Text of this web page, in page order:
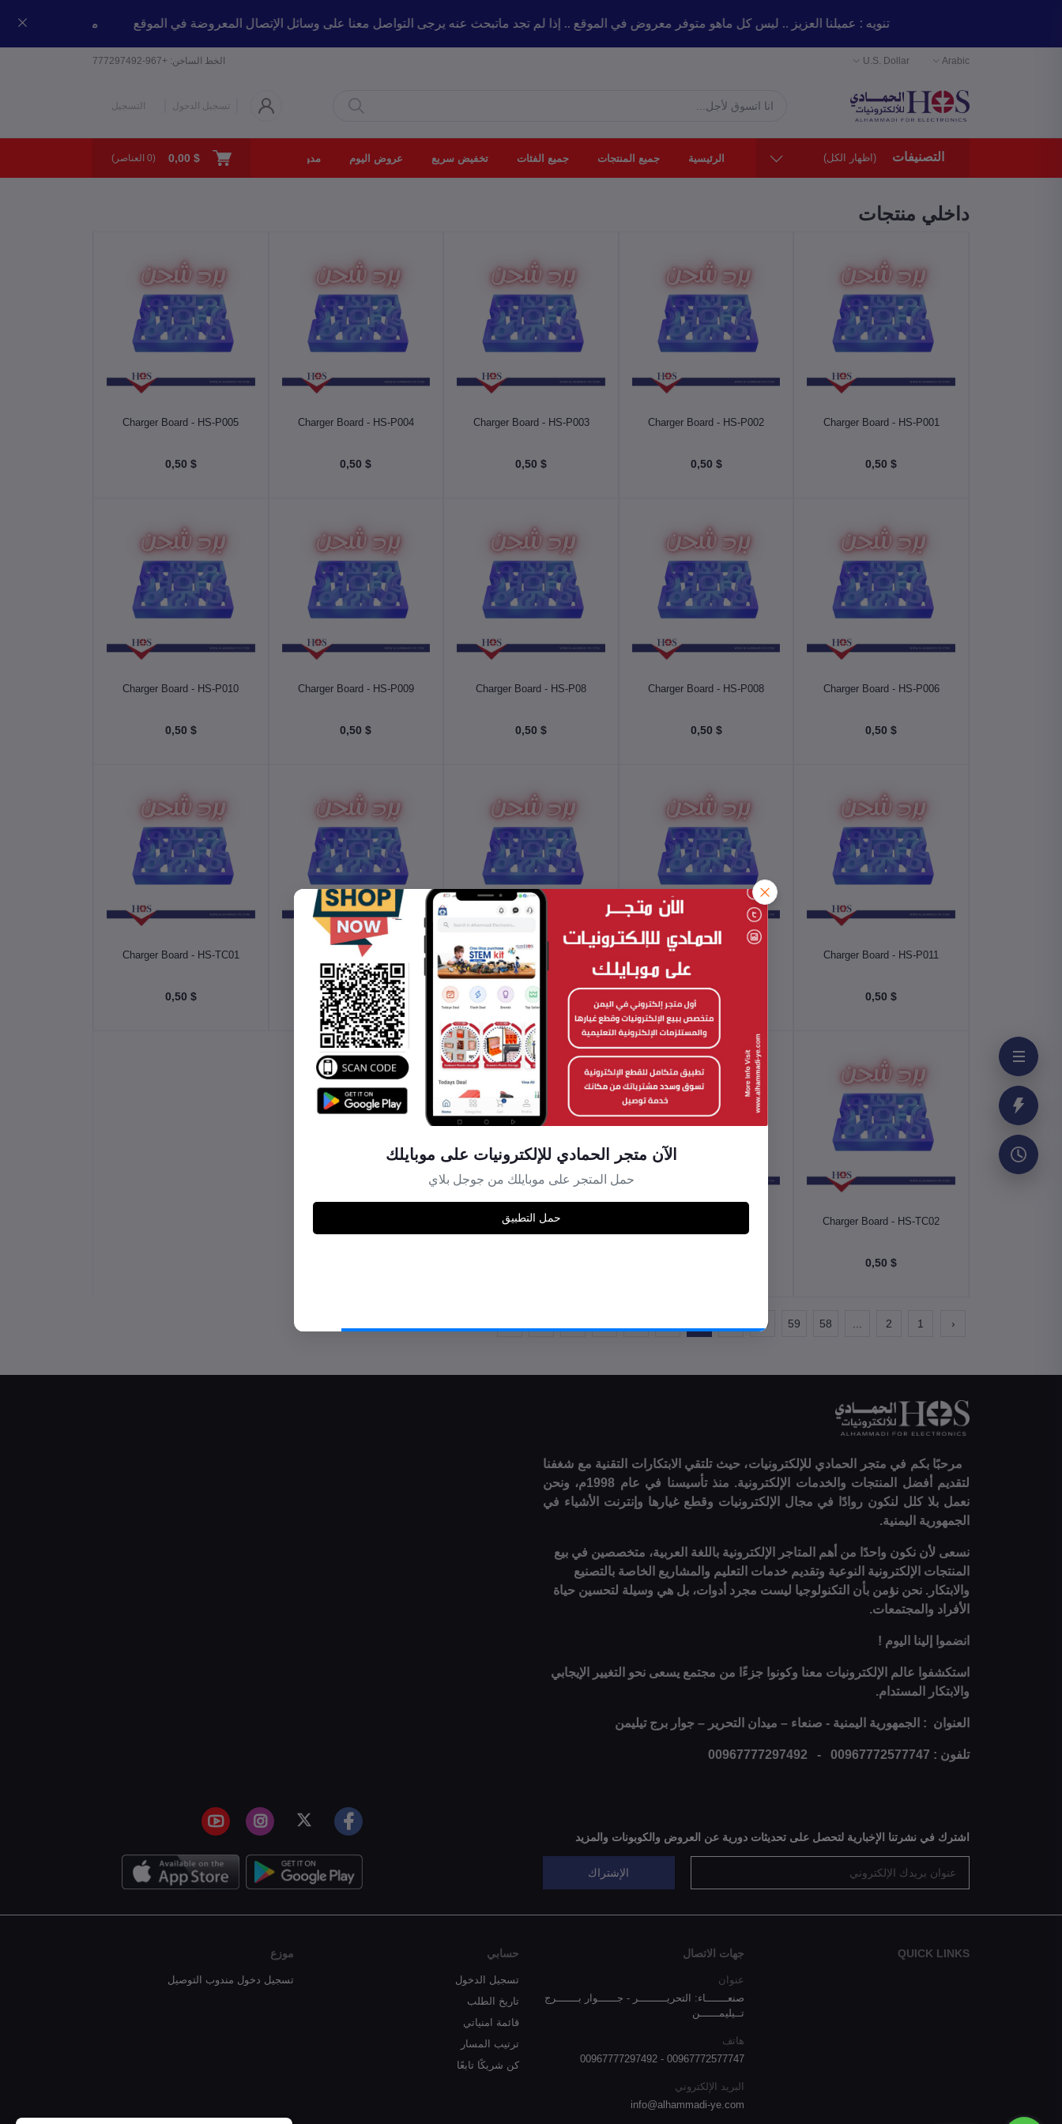
تنويه : عميلنا العزيز .. ليس كل ماهو متوفر معروض في الموقع .. إذا لم تجد ماتبحث عنه يرجى التواصل معنا على وسائل الإتصال المعروضة في الموقع مرحبا بكم
Arabic
U.S. Dollar الخط الساخن: +967-777297492
تسجيل الدخول التسجيل
التصنيفات (اظهار الكل) الرئيسية جميع المنتجات جميع الفئات تخفيض سريع عروض اليوم مدونة الإتصال بنا
$ 0,00
(
0 العناصر)
داخلي منتجات
أضف إلى السلة
Charger Board - HS-P001
$ 0,50
أضف إلى السلة
Charger Board - HS-P002
$ 0,50
أضف إلى السلة
Charger Board - HS-P003
$ 0,50
أضف إلى السلة
Charger Board - HS-P004
$ 0,50
أضف إلى السلة
Charger Board - HS-P005
$ 0,50
أضف إلى السلة
Charger Board - HS-P006
$ 0,50
أضف إلى السلة
Charger Board - HS-P008
$ 0,50
أضف إلى السلة
Charger Board - HS-P08
$ 0,50
أضف إلى السلة
Charger Board - HS-P009
$ 0,50
أضف إلى السلة
Charger Board - HS-P010
$ 0,50
أضف إلى السلة
Charger Board - HS-P011
$ 0,50
أضف إلى السلة
Charger Board - HS-P012
$ 0,50
أضف إلى السلة
Charger Board - HS-P013 أضف إلى السلة
Charger Board - HS-P014
$ 0,50
أضف إلى السلة
Charger Board - HS-TC01
$ 0,50
أضف إلى السلة
Charger Board - HS-TC02
$ 0,50
أضف إلى السلة
Charger Board - HS-TC03
‹
1
2
58
59
60
مرحبًا بكم في متجر الحمادي للإلكترونيات، حيث تلتقي الابتكارات التقنية مع شغفنا
لتقديم أفضل المنتجات والخدمات الإلكترونية. منذ تأسيسنا في عام 1998م، ونحن
نعمل بلا كلل لنكون روادًا في مجال الإلكترونيات وقطع غيارها وإنترنت الأشياء في
الجمهورية اليمنية.
نسعى لأن نكون واحدًا من أهم المتاجر الإلكترونية باللغة العربية، متخصصين في بيع
المنتجات الإلكترونية النوعية وتقديم خدمات التعليم والمشاريع الخاصة بالتصنيع
والابتكار. نحن نؤمن بأن التكنولوجيا ليست مجرد أدوات، بل هي وسيلة لتحسين حياة
الأفراد والمجتمعات.
انضموا إلينا اليوم !
استكشفوا عالم الإلكترونيات معنا وكونوا جزءًا من مجتمع يسعى نحو التغيير الإيجابي
والابتكار المستدام.
العنوان : الجمهورية اليمنية - صنعاء – ميدان التحرير – جوار برج تيليمن
تلفون : 00967772577747 - 00967777297492
اشترك في نشرتنا الإخبارية لتحصل على تحديثات دورية عن العروض والكوبونات والمزيد
الإشتراك
QUICK LINKS جهات الاتصال
عنوان
صنعـــــــاء: التحريـــــــــر - جــــــوار بـــــــرج
تــيليمــــــن
هاتف
00967772577747 - 00967777297492
البريد الإلكتروني
info@alhammadi-ye.com
حسابي
تسجيل الدخول
تاريخ الطلب
قائمة امنياتي
ترتيب المسار
كن شريكًا تابعًا
موزع
تسجيل دخول مندوب التوصيل